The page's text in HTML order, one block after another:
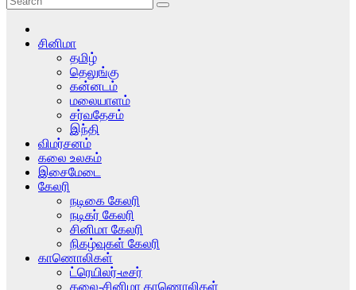
சினிமா
தமிழ்
தெலுங்கு
கன்னடம்
மலையாளம்
சர்வதேசம்
இந்தி
விமர்சனம்
கலை உலகம்
இசைமேடை
கேலரி
நடிகை கேலரி
நடிகர் கேலரி
சினிமா கேலரி
நிகழ்வுகள் கேலரி
காணொலிகள்
ட்ரெயிலர்-டீசர்
கலை-சினிமா காணொலிகள்